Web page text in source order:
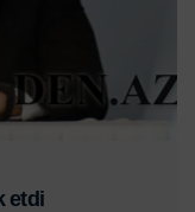
etdi